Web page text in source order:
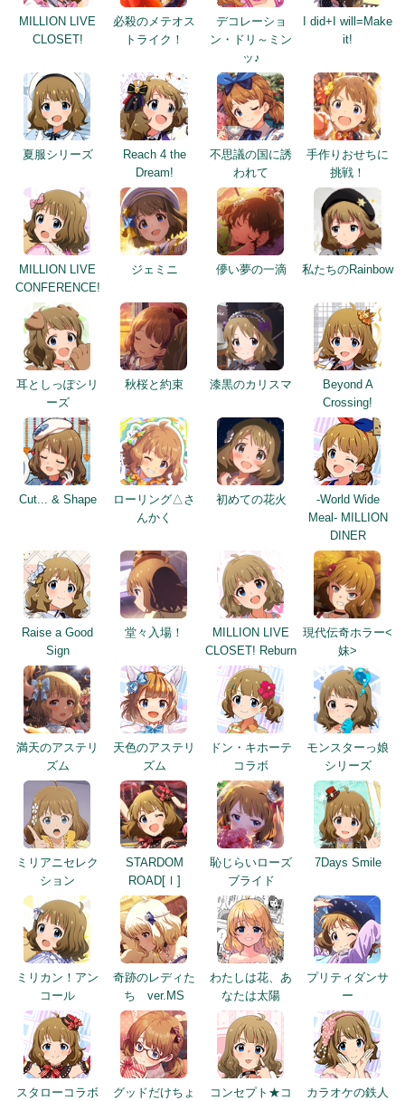
MILLION LIVE
CLOSET!
必殺のメテオス
トライク！
デコレーショ
ン・ドリ～ミン
ッ♪
I did+I will=Make
it!
夏服シリーズ
Reach 4 the
Dream!
不思議の国に誘
われて
手作りおせちに
挑戦！
MILLION LIVE
CONFERENCE!
ジェミニ 儚い夢の一滴 私たちのRainbow
耳としっぽシリ
ーズ
秋桜と約束 漆黒のカリスマ
Beyond A
Crossing!
Cut... & Shape
ローリング△さ
んかく
初めての花火
-World Wide
Meal- MILLION
DINER
Raise a Good
Sign
堂々入場！
MILLION LIVE
CLOSET! Reburn
現代伝奇ホラー<
妹>
満天のアステリ
ズム
天色のアステリ
ズム
ドン・キホーテ
コラボ
モンスターっ娘
シリーズ
ミリアニセレク
ション
STARDOM
ROAD[Ⅰ]
恥じらいローズ
ブライド
7Days Smile
ミリカン！アン
コール
奇跡のレディた
ち ver.MS
わたしは花、あ
なたは太陽
プリティダンサ
ー
スタローコラボ
グッドだけちょ
コンセプト★コ
カラオケの鉄人